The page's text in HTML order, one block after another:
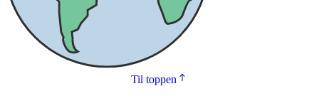
Til toppen